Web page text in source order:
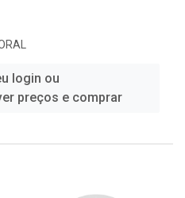
login ou
preços e comprar